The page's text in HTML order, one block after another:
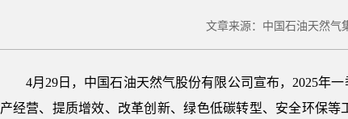
文章来源：中国石油天然
4月29日，中国石油天然气股份有限公司宣布，2025年
产经营、提质增效、改革创新、绿色低碳转型、安全环保